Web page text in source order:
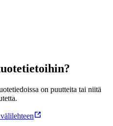
on puutteita tai niitä